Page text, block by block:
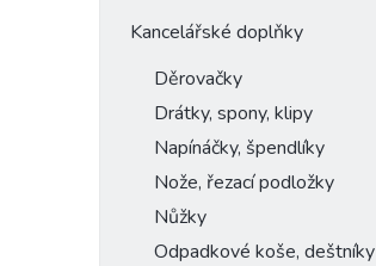
Kancelářské doplňky
Děrovačky
Drátky, spony, klipy
Napínáčky, špendlíky
Nože, řezací podložky
Nůžky
Odpadkové koše, deštníky